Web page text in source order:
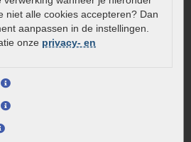
niet alle cookies accepteren? Dan
aanpassen in de instellingen.
onze privacy- en